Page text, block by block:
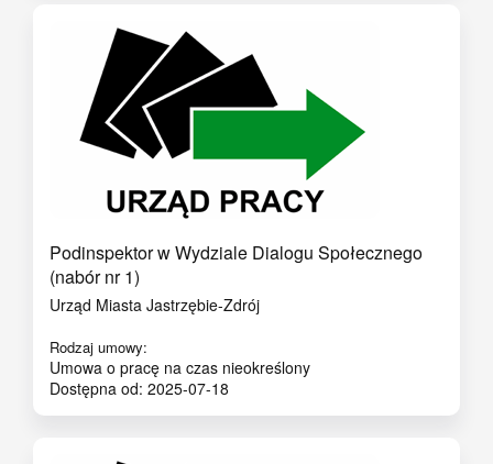
Podinspektor w Wydziale Dialogu Społecznego
(nabór nr 1)
Urząd Miasta Jastrzębie-Zdrój
Rodzaj umowy:
Umowa o pracę na czas nieokreślony
Dostępna od: 2025-07-18